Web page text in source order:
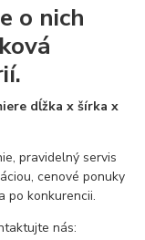
o nich
dĺžka x šírka x
pravidelný servis
cenové ponuky
po konkurencii.
nás: